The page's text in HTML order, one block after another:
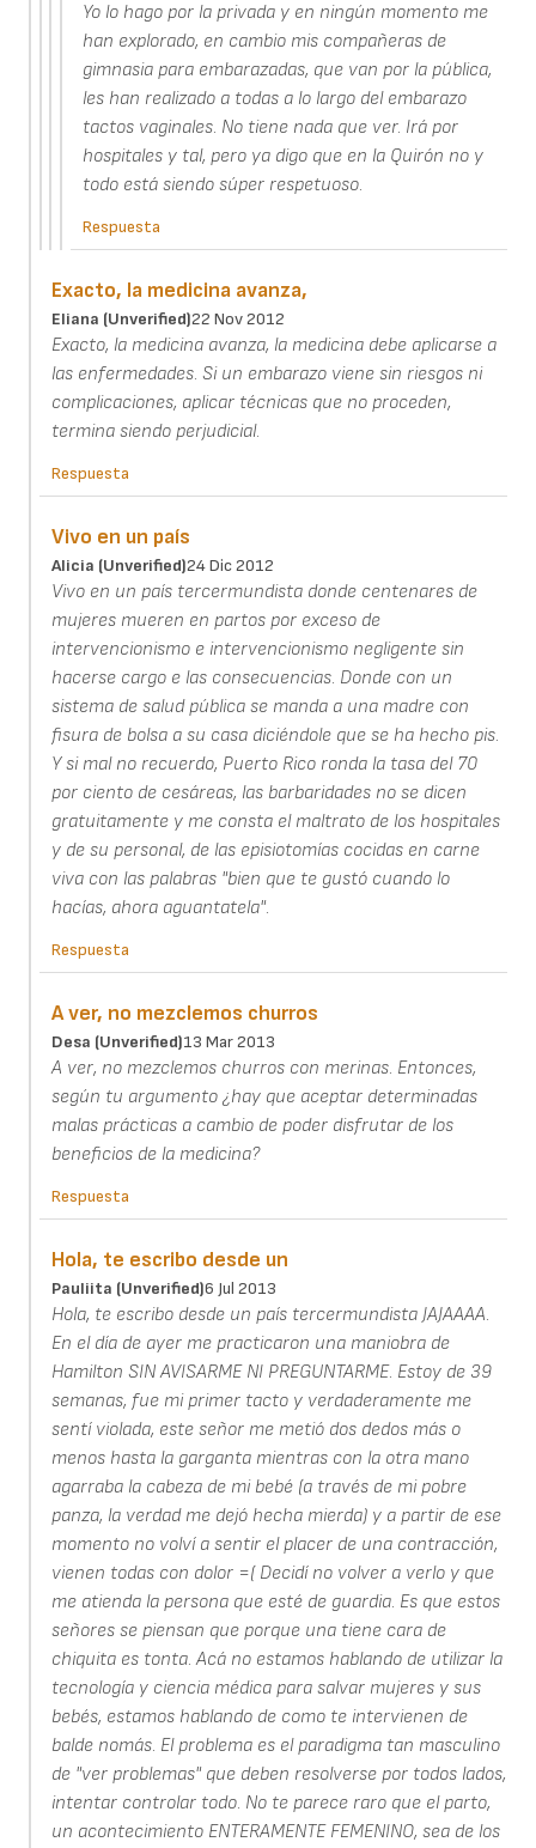
Yo lo hago por la privada y en ningún momento me
han explorado, en cambio mis compañeras de
gimnasia para embarazadas, que van por la pública,
les han realizado a todas a lo largo del embarazo
tactos vaginales. No tiene nada que ver. Irá por
hospitales y tal, pero ya digo que en la Quirón no y
todo está siendo súper respetuoso.
Respuesta
Exacto, la medicina avanza,
Eliana (unverified)22 Nov 2012
Exacto, la medicina avanza, la medicina debe aplicarse a
las enfermedades. Si un embarazo viene sin riesgos ni
complicaciones, aplicar técnicas que no proceden,
termina siendo perjudicial.
Respuesta
Vivo en un país
Alicia (unverified)24 Dic 2012
Vivo en un país tercermundista donde centenares de
mujeres mueren en partos por exceso de
intervencionismo e intervencionismo negligente sin
hacerse cargo e las consecuencias. Donde con un
sistema de salud pública se manda a una madre con
fisura de bolsa a su casa diciéndole que se ha hecho pis.
Y si mal no recuerdo, Puerto Rico ronda la tasa del 70
por ciento de cesáreas, las barbaridades no se dicen
gratuitamente y me consta el maltrato de los hospitales
y de su personal, de las episiotomías cocidas en carne
viva con las palabras "bien que te gustó cuando lo
hacías, ahora aguantatela".
Respuesta
A ver, no mezclemos churros
Desa (unverified)13 Mar 2013
A ver, no mezclemos churros con merinas. Entonces,
según tu argumento ¿hay que aceptar determinadas
malas prácticas a cambio de poder disfrutar de los
beneficios de la medicina?
Respuesta
Hola, te escribo desde un
Pauliita (unverified)6 Jul 2013
Hola, te escribo desde un país tercermundista JAJAAAA.
En el día de ayer me practicaron una maniobra de
Hamilton SIN AVISARME NI PREGUNTARME. Estoy de 39
semanas, fue mi primer tacto y verdaderamente me
sentí violada, este señor me metió dos dedos más o
menos hasta la garganta mientras con la otra mano
agarraba la cabeza de mi bebé (a través de mi pobre
panza, la verdad me dejó hecha mierda) y a partir de ese
momento no volví a sentir el placer de una contracción,
vienen todas con dolor =( Decidí no volver a verlo y que
me atienda la persona que esté de guardia. Es que estos
señores se piensan que porque una tiene cara de
chiquita es tonta. Acá no estamos hablando de utilizar la
tecnología y ciencia médica para salvar mujeres y sus
bebés, estamos hablando de como te intervienen de
balde nomás. El problema es el paradigma tan masculino
de "ver problemas" que deben resolverse por todos lados,
intentar controlar todo. No te parece raro que el parto,
un acontecimiento ENTERAMENTE FEMENINO, sea de los